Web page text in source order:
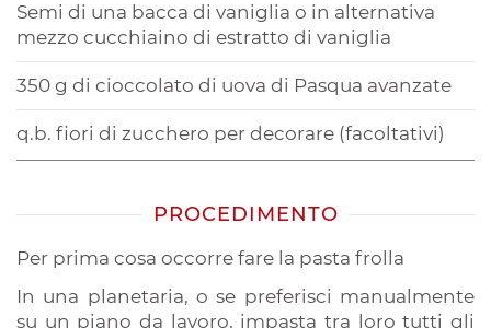
Semi di una bacca di vaniglia o in alternativa
mezzo cucchiaino di estratto di vaniglia
350 g di cioccolato di uova di Pasqua avanzate
q.b. fiori di zucchero per decorare (facoltativi)
PROCEDIMENTO
Per prima cosa occorre fare la pasta frolla
In una planetaria, o se preferisci manualmente
su un piano da lavoro, impasta tra loro tutti gli